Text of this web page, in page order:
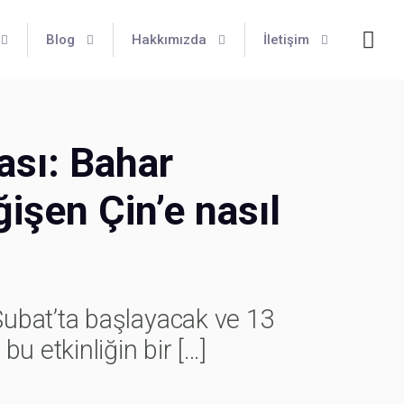
Blog Hakkımızda İletişim
Bahar
Çin’e nasıl
başlayacak ve 13
bu etkinliğin bir […]